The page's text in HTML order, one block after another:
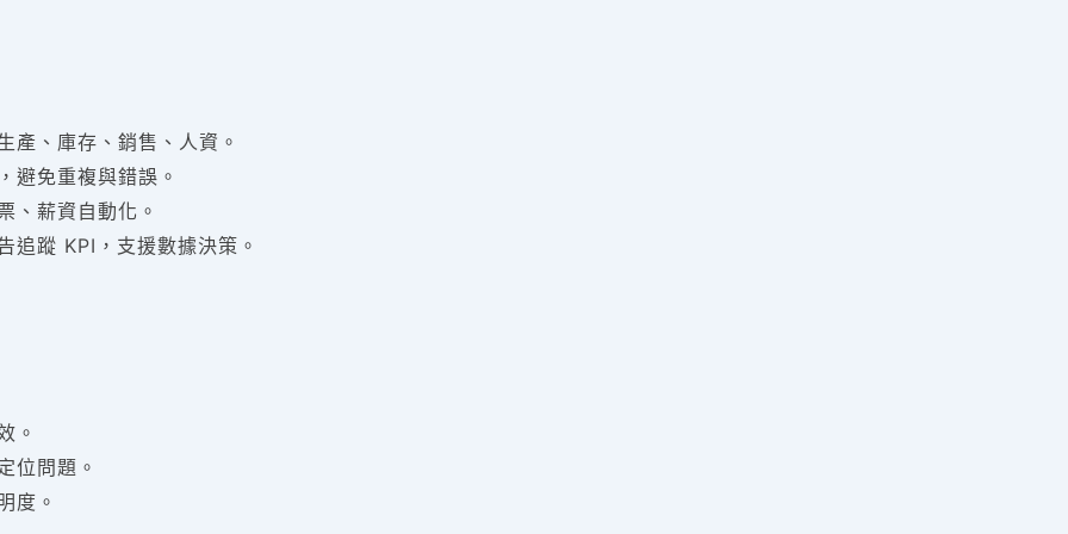
產、庫存、銷售、人資。
避免重複與錯誤。
、薪資自動化。
追蹤 KPI，支援數據決策。
。
位問題。
度。